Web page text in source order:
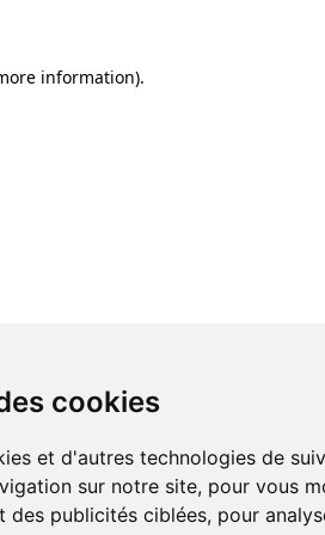
cookies
et d'autres technologies de
sur notre site, pour vous
des publicités ciblées, pour
information).